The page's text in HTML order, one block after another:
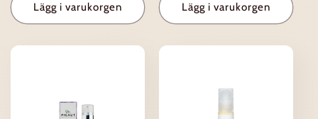
Lägg i varukorgen Lägg i varukorgen